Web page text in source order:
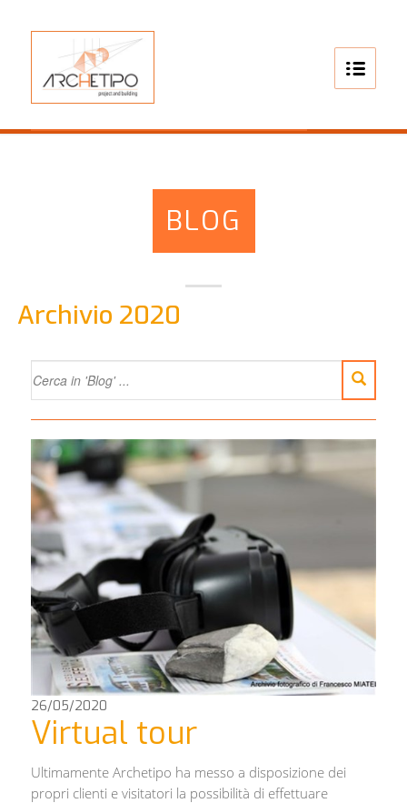
BLOG
Archivio 2020
26/05/2020
Virtual tour
Ultimamente Archetipo ha messo a disposizione dei
propri clienti e visitatori la possibilità di effettuare